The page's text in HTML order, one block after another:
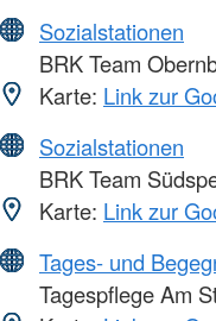
Sozialstationen
BRK Team
Karte: Link zur
Sozialstationen
BRK Team
Karte: Link zur
Tages- und
Tagespflege Am